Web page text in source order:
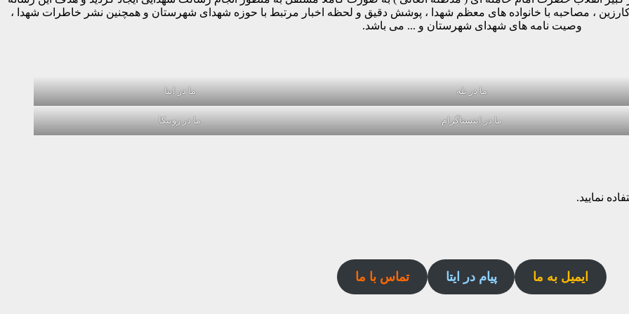
، مصاحبه با خانواده های معظم شهدا ، پوشش دقیق و لحظه اخبار مرتبط با حوزه شهدای شهرستان و همچنین نشر خاطرات شهدا ،
وصیت نامه های شهدای شهرستان و ... می باشد.
ما در بله ما در ایتا
ما در اینستاگرام ما در روبیکا
نمایید.
ایمیل به ما پیام در ایتا تماس با ما